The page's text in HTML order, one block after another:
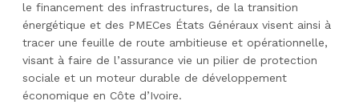
le financement des infrastructures, de la transition
énergétique et des PMECes États Généraux visent ainsi à
tracer une feuille de route ambitieuse et opérationnelle,
visant à faire de l’assurance vie un pilier de protection
sociale et un moteur durable de développement
économique en Côte d’Ivoire.